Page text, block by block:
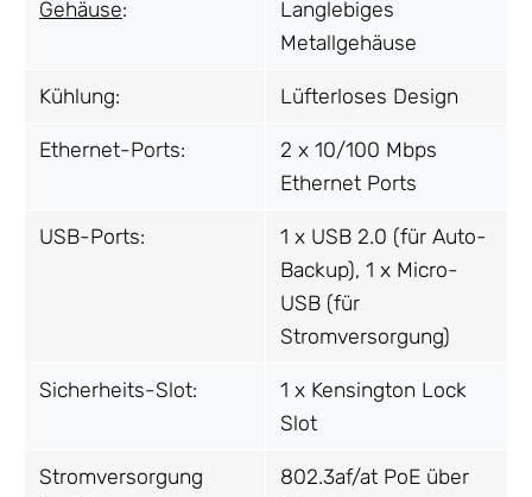
Gehäuse:
Langlebiges
Metallgehäuse
Kühlung: Lüfterloses Design
Ethernet-Ports:
2 x 10/100 Mbps
Ethernet Ports
USB-Ports:
1 x USB 2.0 (für Auto-
Backup), 1 x Micro-
USB (für
Stromversorgung)
Sicherheits-Slot:
1 x Kensington Lock
Slot
Stromversorgung
802.3af/at PoE über